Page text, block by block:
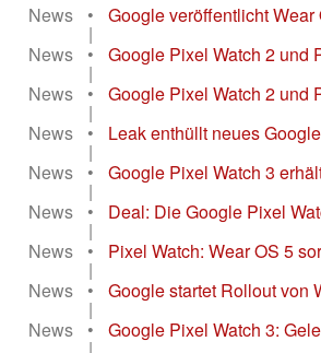
News
• Google veröffentlicht Wear
|
News
• Google Pixel Watch 2 und
|
News
• Google Pixel Watch 2 und
|
News
• Leak enthüllt neues
|
News
• Google Pixel Watch 3
|
News
• Deal: Die Google Pixel
|
News
• Pixel Watch: Wear OS 5
|
News
• Google startet Rollout von
|
News
• Google Pixel Watch 3: